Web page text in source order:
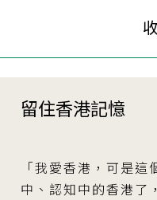
留住香港記憶
「我愛香港，可是
中、認知中的香港